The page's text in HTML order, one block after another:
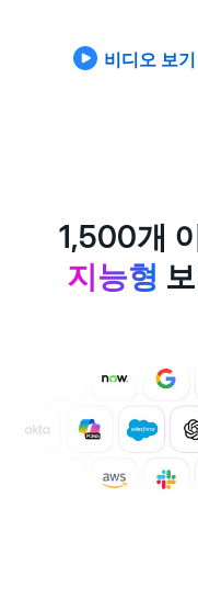
비디오 보기
1,500개
지능형